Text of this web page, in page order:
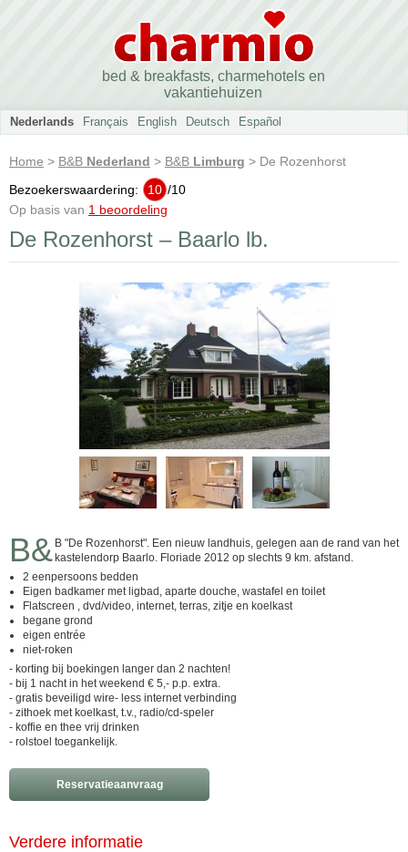
bed & breakfasts, charmehotels en
vakantiehuizen
Nederlands Français English Deutsch Español
Home > B&B Nederland > B&B Limburg > De Rozenhorst
Bezoekerswaardering:
10 /10
Op basis van 1 beoordeling
De Rozenhorst – Baarlo lb.
B& B "De Rozenhorst". Een nieuw landhuis, gelegen aan de rand van het
kastelendorp Baarlo. Floriade 2012 op slechts 9 km. afstand.
2 eenpersoons bedden
Eigen badkamer met ligbad, aparte douche, wastafel en toilet
Flatscreen , dvd/video, internet, terras, zitje en koelkast
begane grond
eigen entrée
niet-roken
- korting bij boekingen langer dan 2 nachten!
- bij 1 nacht in het weekend € 5,- p.p. extra.
- gratis beveiligd wire- less internet verbinding
- zithoek met koelkast, t.v., radio/cd-speler
- koffie en thee vrij drinken
- rolstoel toegankelijk.
Reservatieaanvraag
Verdere informatie